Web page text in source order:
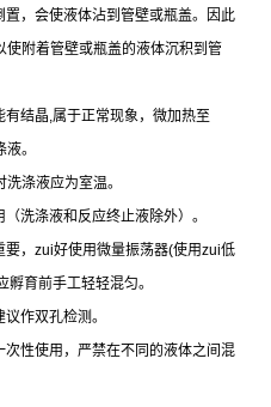
，会使液体沾到管壁或瓶盖。因此
使附着管壁或瓶盖的液体沉积到管
有结晶,属于正常现象，微加热至
。
洗涤液应为室温。
洗涤液和反应终止液除外）。
， zui好使用微量振荡器(使用zui低
孵育前手工轻轻混匀。
作双孔检测。
性使用，严禁在不同的液体之间混